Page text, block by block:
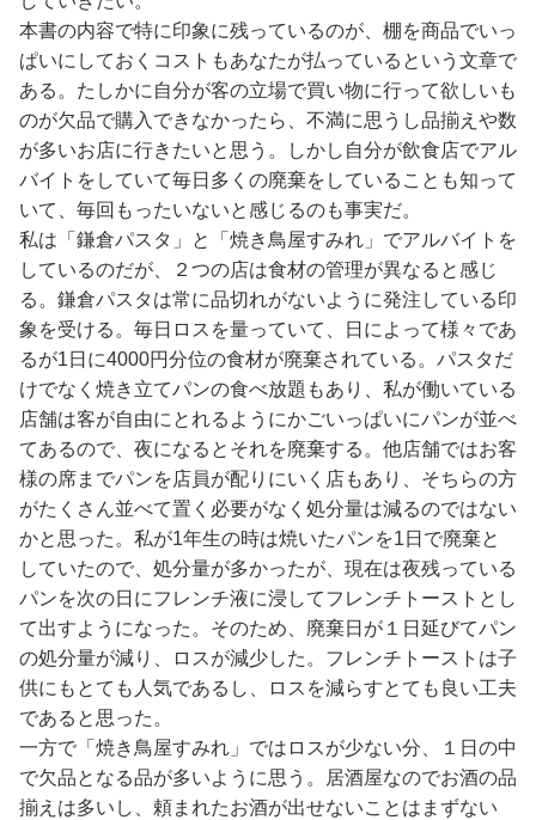
本書の内容で特に印象に残っているのが、棚を商品でいっ
ぱいにしておくコストもあなたが払っているという文章で
ある。たしかに自分が客の立場で買い物に行って欲しいも
のが欠品で購入できなかったら、不満に思うし品揃えや数
が多いお店に行きたいと思う。しかし自分が飲食店でアル
バイトをしていて毎日多くの廃棄をしていることも知って
いて、毎回もったいないと感じるのも事実だ。
私は「鎌倉パスタ」と「焼き鳥屋すみれ」でアルバイトを
しているのだが、２つの店は食材の管理が異なると感じ
る。鎌倉パスタは常に品切れがないように発注している印
象を受ける。毎日ロスを量っていて、日によって様々であ
るが1日に4000円分位の食材が廃棄されている。パスタだ
けでなく焼き立てパンの食べ放題もあり、私が働いている
店舗は客が自由にとれるようにかごいっぱいにパンが並べ
てあるので、夜になるとそれを廃棄する。他店舗ではお客
様の席までパンを店員が配りにいく店もあり、そちらの方
がたくさん並べて置く必要がなく処分量は減るのではない
かと思った。私が1年生の時は焼いたパンを1日で廃棄と
していたので、処分量が多かったが、現在は夜残っている
パンを次の日にフレンチ液に浸してフレンチトーストとし
て出すようになった。そのため、廃棄日が１日延びてパン
の処分量が減り、ロスが減少した。フレンチトーストは子
供にもとても人気であるし、ロスを減らすとても良い工夫
であると思った。
一方で「焼き鳥屋すみれ」ではロスが少ない分、１日の中
で欠品となる品が多いように思う。居酒屋なのでお酒の品
揃えは多いし、頼まれたお酒が出せないことはまずない